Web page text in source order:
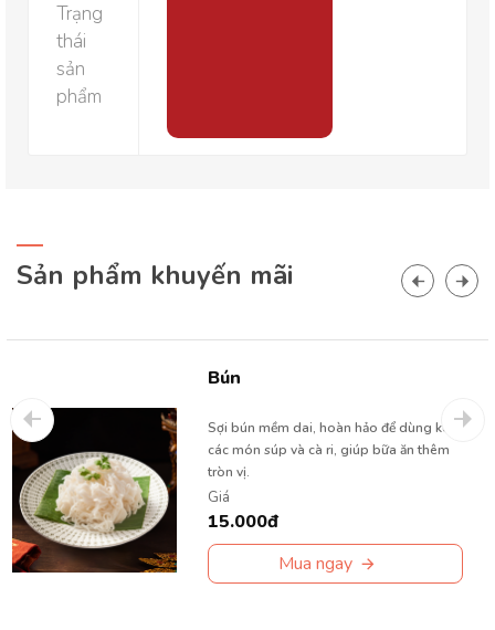
Trạng
thái
sản
phẩm
Sản phẩm khuyến mãi
Bún
Sợi bún mềm dai, hoàn hảo để dùng kèm
các món súp và cà ri, giúp bữa ăn thêm
tròn vị.
Giá
15.000đ
Mua ngay